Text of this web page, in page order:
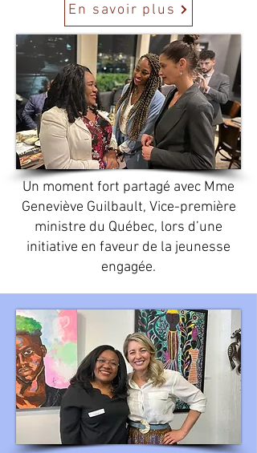
En savoir plus
Un moment fort partagé avec Mme
Geneviève Guilbault, Vice-première
ministre du Québec, lors d’une
initiative en faveur de la jeunesse
engagée.